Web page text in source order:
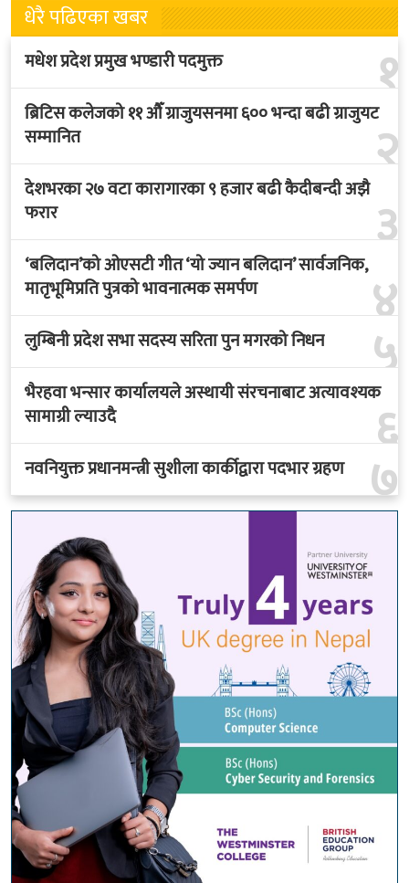
धेरै पढिएका खबर
१
मधेश प्रदेश प्रमुख भण्डारी पदमुक्त
२
ब्रिटिस कलेजको ११ औँ ग्राजुयसनमा ६०० भन्दा बढी ग्राजुयट
सम्मानित
३
देशभरका २७ वटा कारागारका ९ हजार बढी कैदीबन्दी अझै
फरार
४
‘बलिदान’को ओएसटी गीत ‘यो ज्यान बलिदान’ सार्वजनिक,
मातृभूमिप्रति पुत्रको भावनात्मक समर्पण
५
लुम्बिनी प्रदेश सभा सदस्य सरिता पुन मगरको निधन
६
भैरहवा भन्सार कार्यालयले अस्थायी संरचनाबाट अत्यावश्यक
सामाग्री ल्याउदै
७
नवनियुक्त प्रधानमन्त्री सुशीला कार्कीद्वारा पदभार ग्रहण